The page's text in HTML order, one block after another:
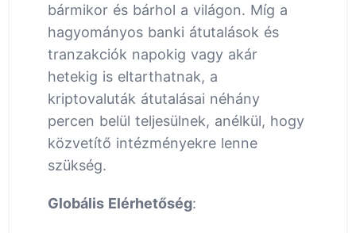
bármikor és bárhol a világon. Míg a
hagyományos banki átutalások és
tranzakciók napokig vagy akár
hetekig is eltarthatnak, a
kriptovaluták átutalásai néhány
percen belül teljesülnek, anélkül, hogy
közvetítő intézményekre lenne
szükség.
Globális Elérhetőség: